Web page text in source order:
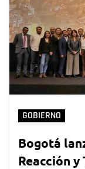
GOBIERNO
Bogotá
Reacción